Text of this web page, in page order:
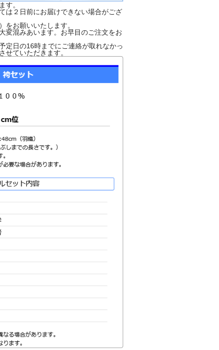
す。
は２日前にお届けできない場合がござ
お願いいたします。
変混みあいます。お早目のご注文をお
定日の16時までにご連絡が取れなかっ
せていただきます。